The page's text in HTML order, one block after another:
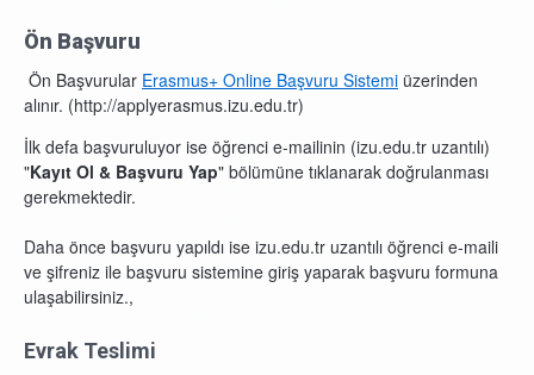
Ön Başvuru
Ön Başvurular Erasmus+ Online Başvuru Sistemi üzerinden
alınır. (http://applyerasmus.izu.edu.tr)
İlk defa başvuruluyor ise öğrenci e-mailinin (izu.edu.tr uzantılı)
"Kayıt Ol & Başvuru Yap" bölümüne tıklanarak doğrulanması
gerekmektedir.
Daha önce başvuru yapıldı ise izu.edu.tr uzantılı öğrenci e-maili
ve şifreniz ile başvuru sistemine giriş yaparak başvuru formuna
ulaşabilirsiniz.,
Evrak Teslimi